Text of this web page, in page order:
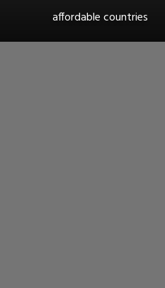
affordable countries